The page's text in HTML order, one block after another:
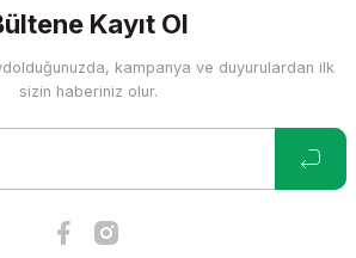
için teşekkür ederiz.
bozuk veya görüntülenemiyor.
Kayıt Ol
kampanya ve duyurulardan ilk
sizin haberiniz olur.